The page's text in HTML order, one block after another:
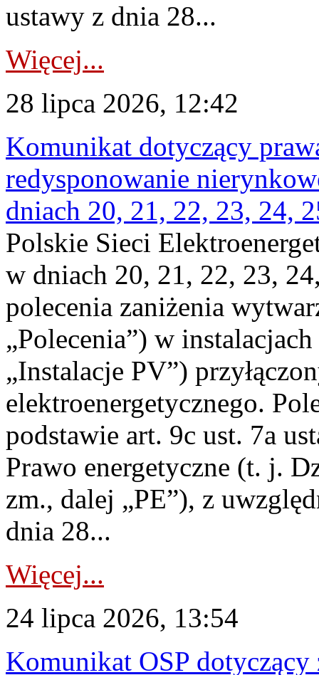
ustawy z dnia 28...
Więcej...
28 lipca 2026, 12:42
Komunikat dotyczący
redysponowanie
dniach 20, 21, 22, 23, 24,
Polskie Sieci
w dniach 20, 21, 22, 23,
polecenia zaniżenia
„Polecenia”) w
„Instalacje PV”)
elektroenergetycznego.
podstawie art. 9c ust. 7a
Prawo energetyczne (t. j.
zm., dalej „PE”), z
dnia 28...
Więcej...
24 lipca 2026, 13:54
Komunikat OSP dotyczący